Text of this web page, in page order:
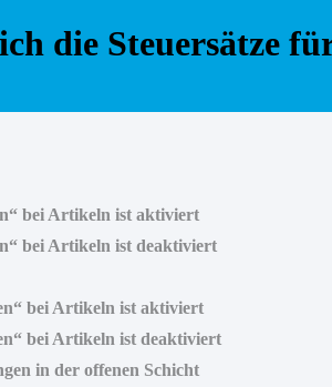
die Steuersätze
bei Artikeln ist aktiviert
bei Artikeln ist deaktiviert
bei Artikeln ist aktiviert
bei Artikeln ist deaktiviert
in der offenen Schicht